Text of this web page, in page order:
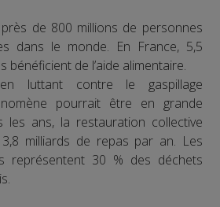
de 800 millions de personnes
dans le monde. En France, 5,5
bénéficient de l’aide alimentaire.
luttant contre le gaspillage
pourrait être en grande
les ans, la restauration collective
3,8 milliards de repas par an. Les
représentent 30 % des déchets